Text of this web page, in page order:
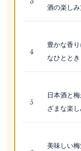
酒の楽し
豊かな香
なひととき
日本酒と
ざまな楽
美味しい